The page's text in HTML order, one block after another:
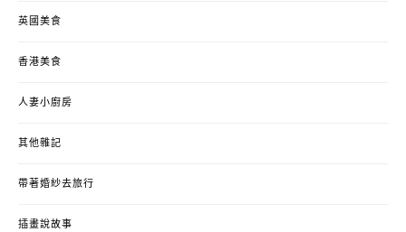
英國美食
香港美食
人妻小廚房
其他雜記
帶著婚紗去旅行
插畫說故事